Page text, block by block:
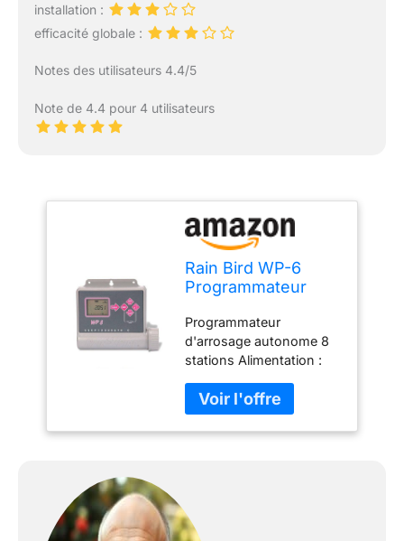
installation :
efficacité globale :
Notes des utilisateurs 4.4/5
Note de 4.4 pour 4 utilisateurs
Rain Bird WP-6
Programmateur
0,15 x 0,15 cm
Programmateur
d'arrosage autonome 8
stations Alimentation :
et étanche. Indice de
protection : IP 68. 3
programmes, 8 initiations